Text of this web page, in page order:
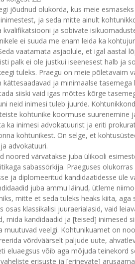
jõudnud olukorda, kus meie
ja seda mitte ainult
kvalifikatsiooni ja sobivate
ei suuda me enam leida ka
vaatamata asjaolule, et igal aastal
palk ei ole justkui iseenesest halb ja
tuleks. Praegu on meie põletavaim
kättesaadavad ja minimaalse
siiski vaid igas mõttes kõrge
neid inimesi tuleb juurde.
kohtunike koormuse suurenemine
ka inimesi advokatuurist ja eriti
kohtunikest. On selge, et
advokatuuri.
noored värvatakse juba ülikooli
sabassörkija. Praeguses
ja diplomeeritud kandidaatidesse üle
juba ammu läinud, ütleme
mitte et seda tuleks heaks kiita,
osas klassikalisi juuraerialasid, vaid
mida kandidaadid ja [teised] inimesed
muutuvad veelgi. Kohtunikuamet on
võrdväärselt paljude uute,
eluaegsus võib aga mõjuda teinekord
erisuste ja [erinevate]